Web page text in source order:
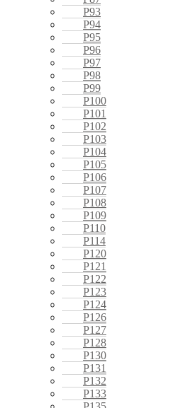
P93
P94
P95
P96
P97
P98
P99
P100
P101
P102
P103
P104
P105
P106
P107
P108
P109
P110
P114
P120
P121
P122
P123
P124
P126
P127
P128
P130
P131
P132
P133